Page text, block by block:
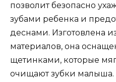
позволит безопасно
зубами ребенка и
деснами. Изготовлена
материалов, она
щетинками, которые
очищают зубки